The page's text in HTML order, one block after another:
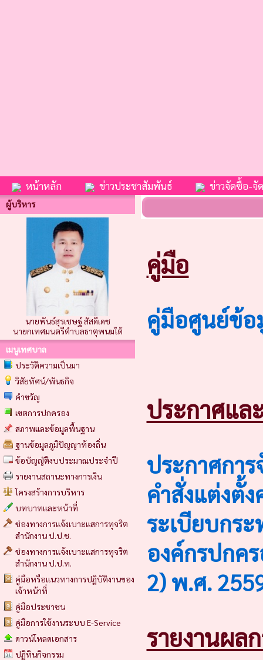
หน้าหลัก ข่าวประชาสัมพันธ์ ข่าวจัดซื้อ-จั
ผู้บริหาร
นายพันธ์สุรเชษฐ์ สัสดีเดช
นายกเทศมนตรีตำบลธาตุพนมใต้
เมนูเทศบาล
ประวัติความเป็นมา
วิสัยทัศน์/พันธกิจ
คำขวัญ
เขตการปกครอง
สภาพและข้อมูลพื้นฐาน
ฐานข้อมูลภูมิปัญญาท้องถิ่น
ข้อบัญญัติงบประมาณประจำปี
รายงานสถานะทางการเงิน
โครงสร้างการบริหาร
บทบาทและหน้าที่
ช่องทางการแจ้งเบาะแสการทุจริต
สำนักงาน ป.ป.ช.
ช่องทางการแจ้งเบาะแสการทุจริต
สำนักงาน ป.ป.ท.
คู่มือหรือแนวทางการปฏิบัติงานของ
เจ้าหน้าที่
คู่มือประชาชน
คู่มือการใช้งานระบบ E-Service
ดาวน์โหลดเอกสาร
ปฏิทินกิจกรรม
คู่มือ
คู่มือศูนย์ข้อ
ประกาศแล
ประกาศกา
คำสั่งแต่งตั้
ระเบียบกร
องค์กรปกค
2) พ.ศ.
รายงานผล